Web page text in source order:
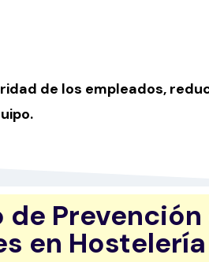
de los empleados,
Prevención
en Hostelería